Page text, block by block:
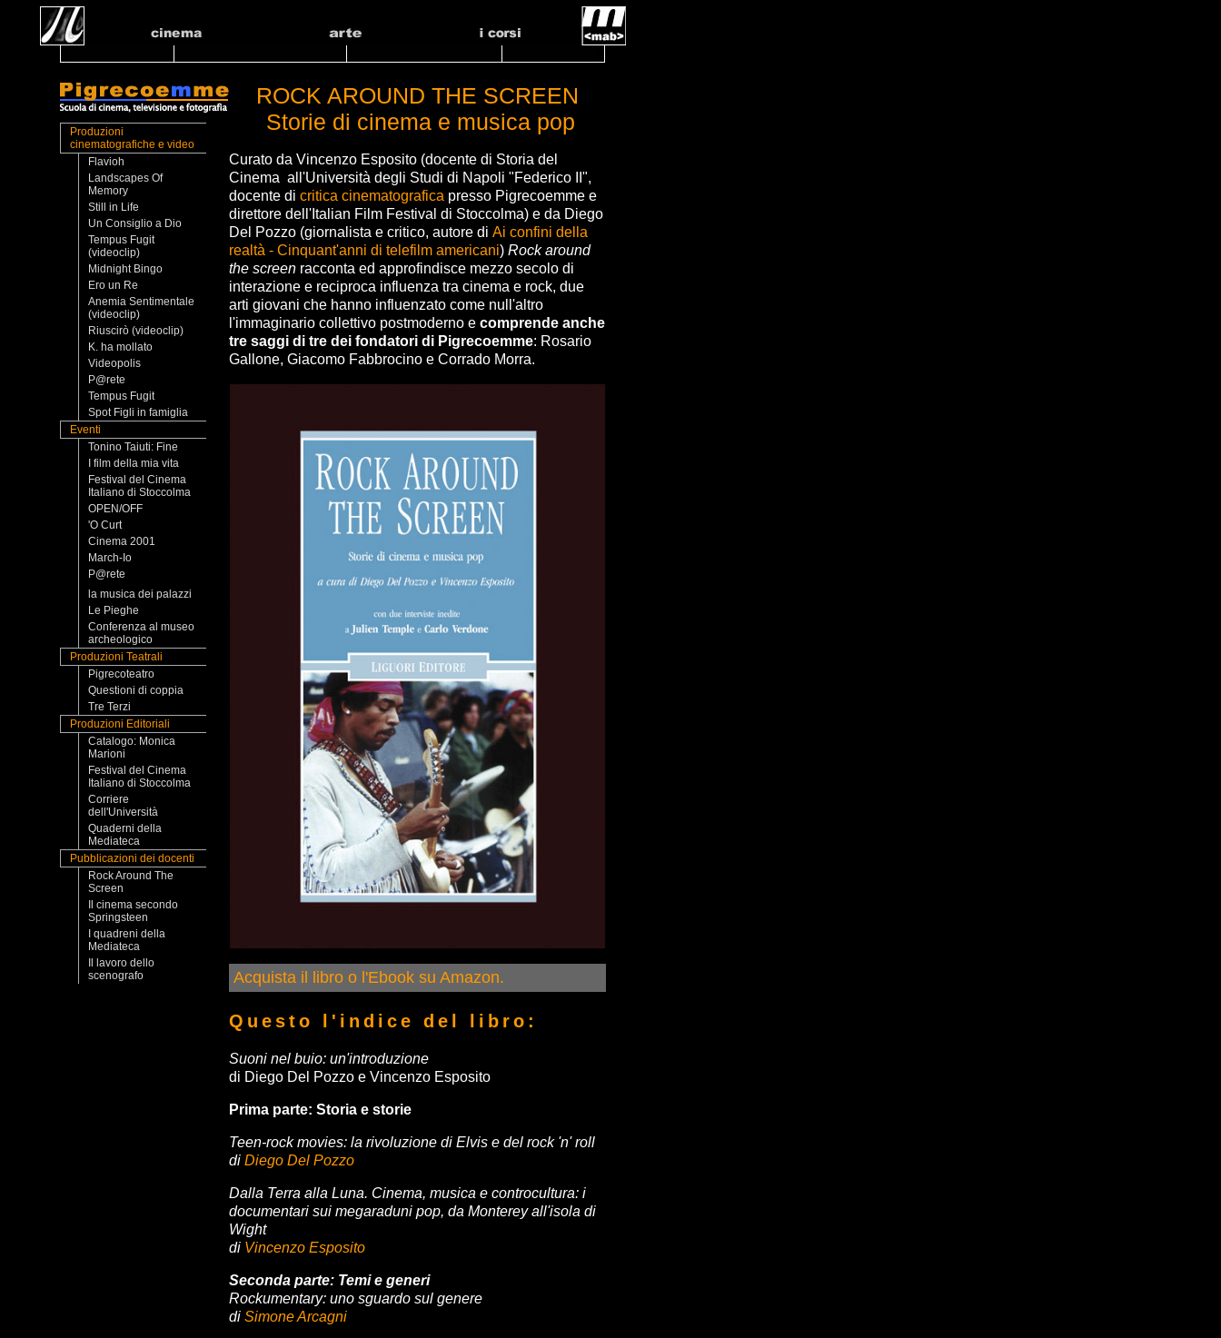
Produzioni
cinematografiche e video
Flavioh
Landscapes Of
Memory
Still in Life
Un Consiglio a Dio
Tempus Fugit
(videoclip)
Midnight Bingo
Ero un Re
Anemia Sentimentale
(videoclip)
Riuscirò (videoclip)
K. ha mollato
Videopolis
P@rete
Tempus Fugit
Spot Figli in famiglia
Eventi
Tonino Taiuti: Fine
I film della mia vita
Festival del Cinema
Italiano di Stoccolma
OPEN/OFF
'O Curt
Cinema 2001
March-Io
P@rete
la musica dei palazzi
Le Pieghe
Conferenza al museo
archeologico
Produzioni Teatrali
Pigrecoteatro
Questioni di coppia
Tre Terzi
Produzioni Editoriali
Catalogo: Monica
Marioni
Festival del Cinema
Italiano di Stoccolma
Corriere
dell'Università
Quaderni della
Mediateca
Pubblicazioni dei docenti
Rock Around The
Screen
Il cinema secondo
Springsteen
I quadreni della
Mediateca
Il lavoro dello
scenografo
ROCK AROUND THE SCREEN
Storie di cinema e musica pop
Curato da Vincenzo Esposito (docente di Storia del
Cinema all'Università degli Studi di Napoli "Federico II",
docente di critica cinematografica presso Pigrecoemme e
direttore dell'Italian Film Festival di Stoccolma) e da Diego
Del Pozzo (giornalista e critico, autore di Ai confini della
realtà - Cinquant'anni di telefilm americani) Rock around
the screen racconta ed approfindisce mezzo secolo di
interazione e reciproca influenza tra cinema e rock, due
arti giovani che hanno influenzato come null'altro
l'immaginario collettivo postmoderno e comprende anche
tre saggi di tre dei fondatori di Pigrecoemme: Rosario
Gallone, Giacomo Fabbrocino e Corrado Morra.
Acquista il libro o l'Ebook su Amazon.
Questo l'indice del libro:
Suoni nel buio: un'introduzione
di Diego Del Pozzo e Vincenzo Esposito
Prima parte: Storia e storie
Teen-rock movies: la rivoluzione di Elvis e del rock 'n' roll
di Diego Del Pozzo
Dalla Terra alla Luna. Cinema, musica e controcultura: i
documentari sui megaraduni pop, da Monterey all'isola di
Wight
di Vincenzo Esposito
Seconda parte: Temi e generi
Rockumentary: uno sguardo sul genere
di Simone Arcagni